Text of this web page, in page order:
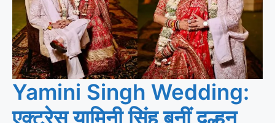
Yamini Singh Wedding:
एक्ट्रेस यामिनी सिंह बनीं दुल्हन,